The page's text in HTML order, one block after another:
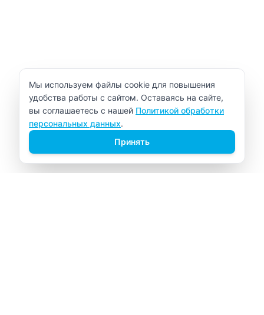
Уведомление об использовании cookie
Мы используем файлы cookie для повышения
удобства работы с сайтом. Оставаясь на сайте,
вы соглашаетесь с нашей Политикой обработки
персональных данных.
Принять